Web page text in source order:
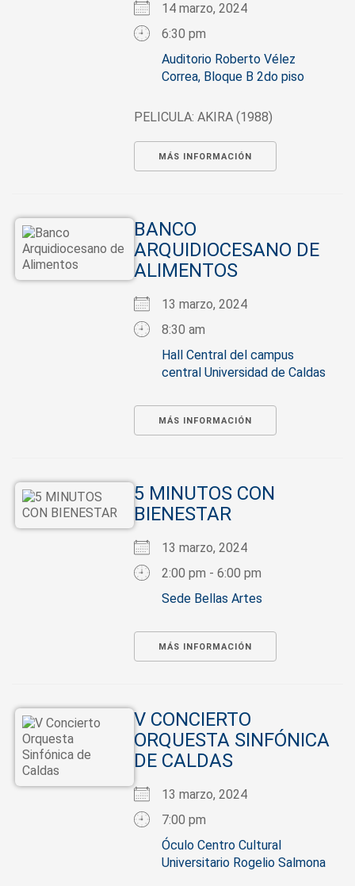
14 marzo, 2024
6:30 pm
Auditorio Roberto Vélez
Correa, Bloque B 2do piso
PELICULA: AKIRA (1988)
MÁS INFORMACIÓN
BANCO
ARQUIDIOCESANO DE
ALIMENTOS
13 marzo, 2024
8:30 am
Hall Central del campus
central Universidad de Caldas
MÁS INFORMACIÓN
5 MINUTOS CON
BIENESTAR
13 marzo, 2024
2:00 pm - 6:00 pm
Sede Bellas Artes
MÁS INFORMACIÓN
V CONCIERTO
ORQUESTA SINFÓNICA
DE CALDAS
13 marzo, 2024
7:00 pm
Óculo Centro Cultural
Universitario Rogelio Salmona